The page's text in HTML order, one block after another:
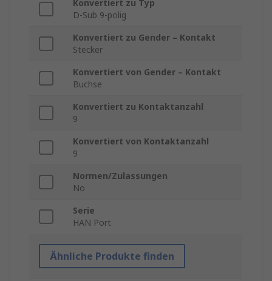
Konvertiert zu Typ
D-Sub 9-polig
Konvertiert zu Gender – Kontakt
Stecker
Konvertiert von Gender – Kontakt
Buchse
Konvertiert zu Kontaktanzahl
9
Konvertiert von Kontaktanzahl
9
Normen/Zulassungen
No
Serie
HAN Port
Ähnliche Produkte finden